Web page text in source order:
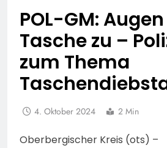
POL-GM:
Tasche zu –
zum Thema
4. Oktober 2024 2 Min
Oberbergischer Kreis (ots) –